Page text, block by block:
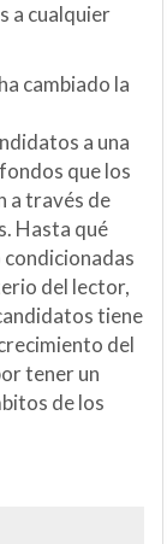
a cualquier
cambiado la
a una
que los
a través de
Hasta qué
del lector,
tiene
del
tener un
de los